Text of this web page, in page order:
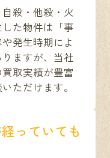
殺・他殺・火
た物件は「事
発生時期によ
ますが、当社
取実績が豊富
ただけます。
っていても